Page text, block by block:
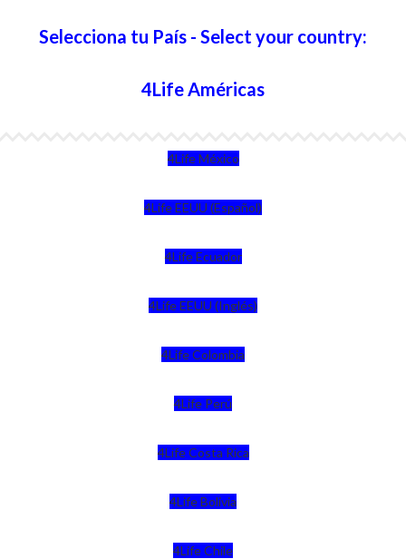
Selecciona tu País - Select your country:
4Life Américas
4Life México
4Life EEUU (Español)
4Life Ecuador
4Life EEUU (Inglés)
4Life Colombia
4Life Perú
4Life Costa Rica
4Life Bolivia
4Life Chile